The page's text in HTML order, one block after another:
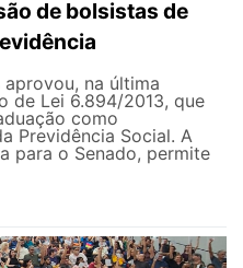
de bolsistas de
na última
de Lei 6.894/2013, que
como
Previdência Social. A
para o Senado, permite